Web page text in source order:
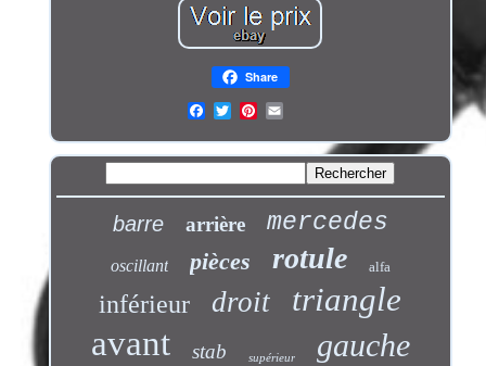
Share
barre arrière mercedes
oscillant pièces rotule alfa
inférieur droit triangle
avant stab supérieur gauche